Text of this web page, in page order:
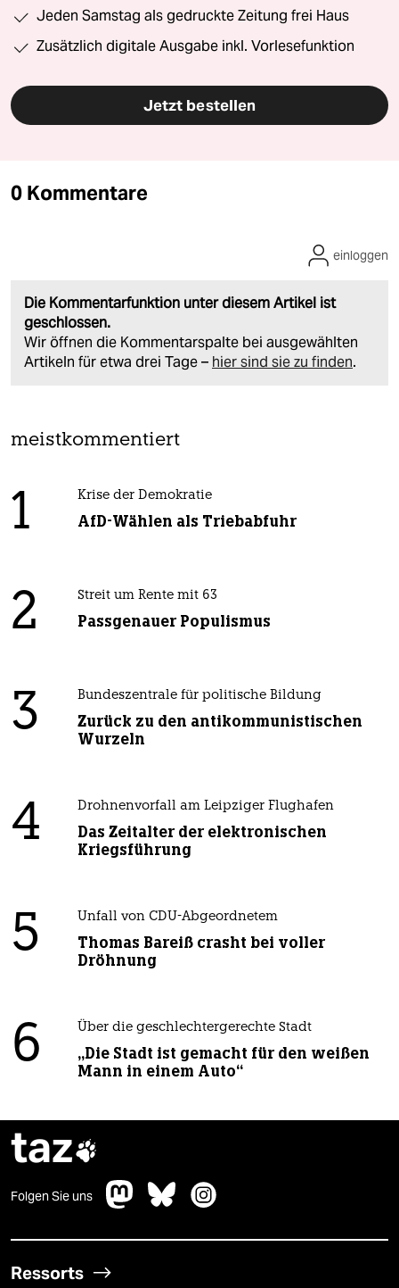
Jeden Samstag als gedruckte Zeitung frei Haus
Zusätzlich digitale Ausgabe inkl. Vorlesefunktion
Jetzt bestellen
0 Kommentare
Die Kommentarfunktion unter diesem Artikel ist
geschlossen.
Wir öffnen die Kommentarspalte bei ausgewählten
Artikeln für etwa drei Tage – hier sind sie zu finden.
einloggen
meistkommentiert
1 Krise der Demokratie
AfD-Wählen als Triebabfuhr
2 Streit um Rente mit 63
Passgenauer Populismus
3 Bundeszentrale für politische Bildung
Zurück zu den antikommunistischen
Wurzeln
4 Drohnenvorfall am Leipziger Flughafen
Das Zeitalter der elektronischen
Kriegsführung
5 Unfall von CDU-Abgeordnetem
Thomas Bareiß crasht bei voller
Dröhnung
6 Über die geschlechtergerechte Stadt
„Die Stadt ist gemacht für den weißen
Mann in einem Auto“
taz
Folgen Sie uns
Ressorts